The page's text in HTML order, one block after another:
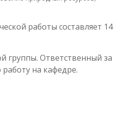
работы составляет 14
группы. Ответственный за
на кафедре.